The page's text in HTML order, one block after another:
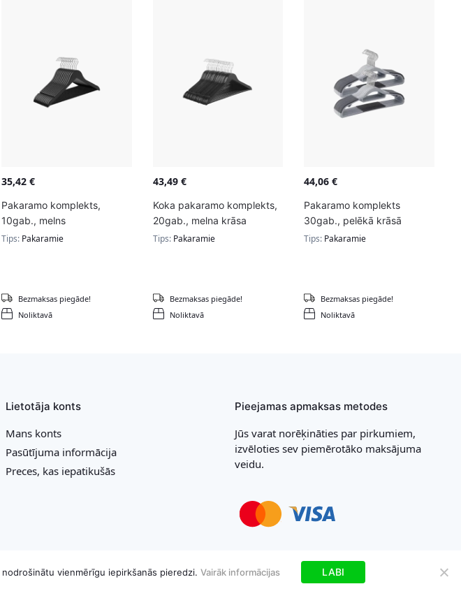
35,42€
Pakaramo komplekts,
10gab., melns
Tips: Pakaramie
Noliktavā
Bezmaksas piegāde!
43,49 €
Koka pakaramo komplekts,
20gab., melna krāsa
Tips: Pakaramie
Noliktavā
Bezmaksas piegāde!
44,06€
Pakaramo komplekts
30gab., pelēkā krāsā
Tips: Pakaramie
Noliktavā
Bezmaksas piegāde!
Lietotāja konts
Mans konts
Pasūtījuma informācija
Preces, kas iepatikušās
Pieejamas apmaksas metodes
Jūs varat norēķināties par pirkumiem,
izvēloties sev piemērotāko maksājuma
veidu.
Visas tiesības aizsargātas
vienmērīgu iepirkšanās pieredzi. Vairāk informācijas LABI